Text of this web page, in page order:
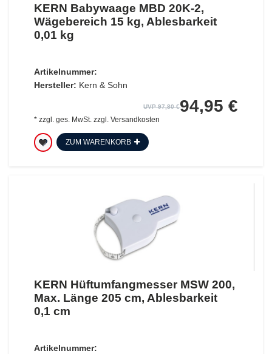
KERN Babywaage MBD 20K-2,
Wägebereich 15 kg, Ablesbarkeit
0,01 kg
Artikelnummer:
Hersteller: Kern & Sohn
UVP 97,80 €94,95 €
* zzgl. ges. MwSt. zzgl. Versandkosten
ZUM WARENKORB
KERN Hüftumfangmesser MSW 200,
Max. Länge 205 cm, Ablesbarkeit
0,1 cm
Artikelnummer: